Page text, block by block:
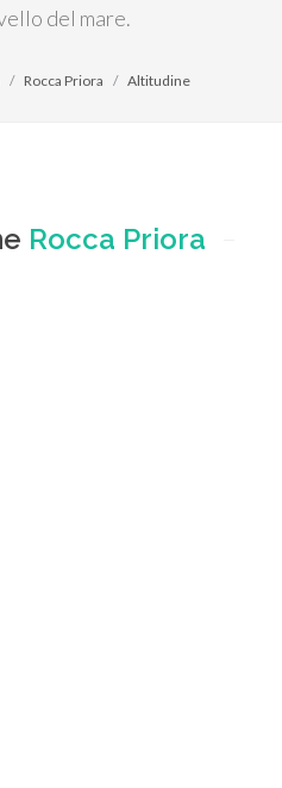
del mare.
Rocca Priora Altitudine
Rocca Priora